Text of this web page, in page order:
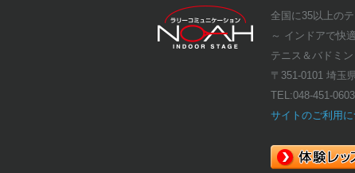
全国に35以上の
～ インドアで快
テニス＆バドミ
〒351-0101 埼玉
TEL:048-451-0603
サイトのご利用